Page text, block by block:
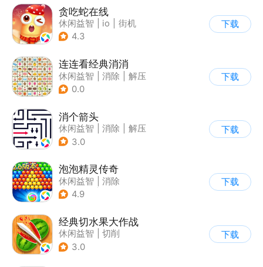
贪吃蛇在线
休闲益智 io
街机
| 贪吃蛇
4.3
下载
连连看经典消消
休闲益智 消除
解压
| 清新
0.0
下载
消个箭头
休闲益智 消除
解压
| 清新
3.0
下载
泡泡精灵传奇
休闲益智
消除
| 泡泡龙
4.9
下载
经典切水果大作战
休闲益智
切削
3.0
下载